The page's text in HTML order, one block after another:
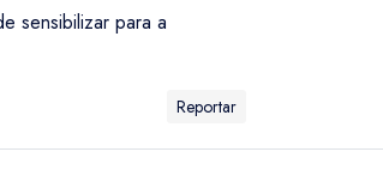
sensibilizar para a
Reportar